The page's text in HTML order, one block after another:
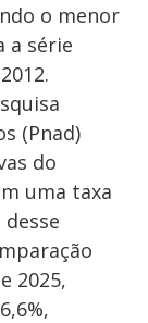
o menor
a série
(Pnad)
do
uma taxa
2025,